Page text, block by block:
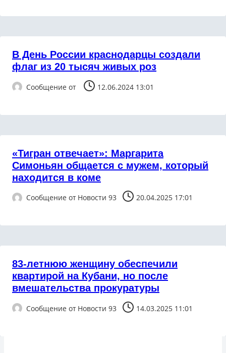
В День России краснодарцы создали
флаг из 20 тысяч живых роз
Сообщение от 12.06.2024 13:01
«Тигран отвечает»: Маргарита
Симоньян общается с мужем, который
находится в коме
Сообщение от Новости 93 20.04.2025 17:01
83-летнюю женщину обеспечили
квартирой на Кубани, но после
вмешательства прокуратуры
Сообщение от Новости 93 14.03.2025 11:01